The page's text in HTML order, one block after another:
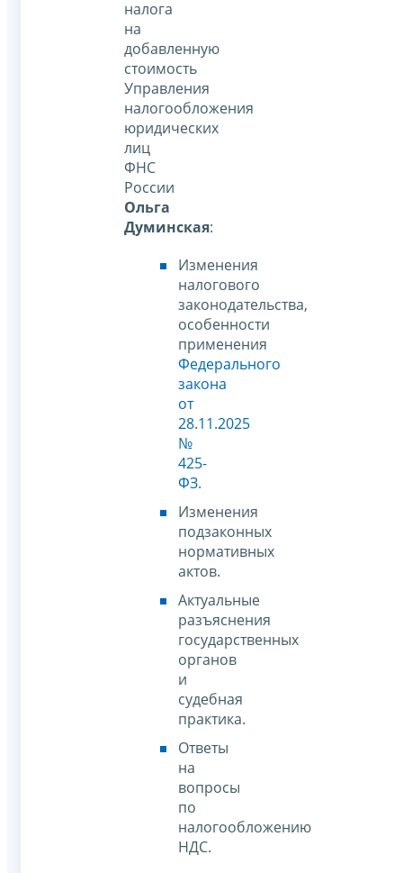
налога
на
добавленную
стоимость
Управления
налогообложения
юридических
лиц
ФНС
России
Ольга
Думинская:
Изменения
налогового
законодательства,
особенности
применения
Федерального
закона
от
28.11.2025
№
425-
ФЗ.
Изменения
подзаконных
нормативных
актов.
Актуальные
разъяснения
государственных
органов
и
судебная
практика.
Ответы
на
вопросы
по
налогообложению
НДС.